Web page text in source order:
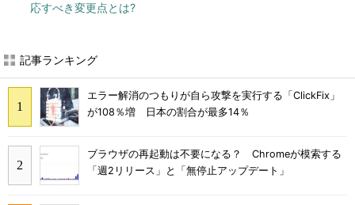
応すべき変更点とは?
記事ランキング
エラー解消のつもりが自ら攻撃を実行する「ClickFix」
が108％増 日本の割合が最多14％
ブラウザの再起動は不要になる？ Chromeが模索する
「週2リリース」と「無停止アップデート」